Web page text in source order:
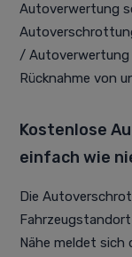
Autoverwertung
/ Autoverwertung
Rücknahme von
Kostenlose
einfach wie
Die
Fahrzeugstandort
Nähe meldet sich